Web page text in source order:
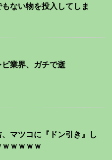
ない物を投入してしま
ビ業界、ガチで逝
、マツコに『ドン引き』し
ｗｗｗｗ